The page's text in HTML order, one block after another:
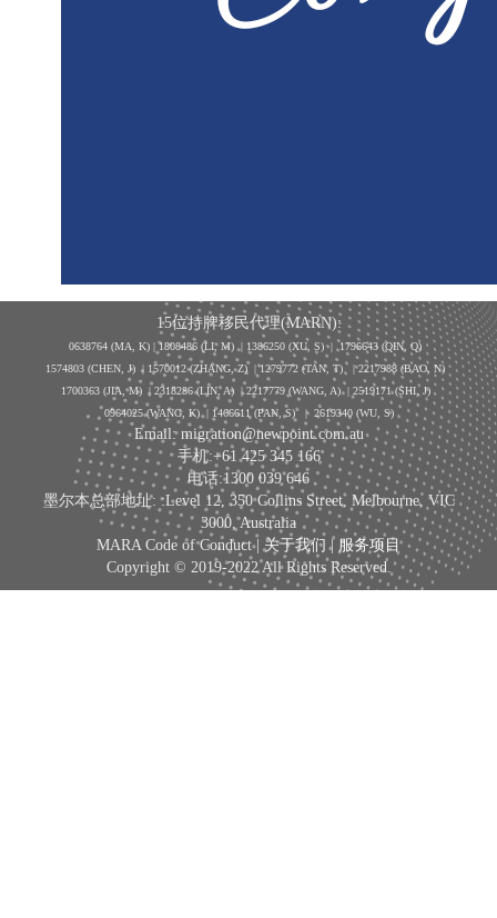
15位持牌移民代理(MARN):
0638764 (MA, K) |1808486 (LI, M) | 1386250 (XU, S)| 1796643 (QIN, Q)
1574803 (CHEN, J) | 1570012 (ZHANG, Z) | 1279772 (TAN, T) | 2217988 (BAO, N)
1700363 (JIA, M) | 2318286 (LIN, A) | 2217779 (WANG, A) | 2519171 (SHI, J)
0964025 (WANG, K) | 1466611 (PAN, S)| 2619340 (WU, S)
Email: migration@newpoint.com.au
手机:+61 425 345 166
电话:1300 039 646
墨尔本总部地址: :Level 12, 350 Collins Street, Melbourne, VIC
3000, Australia
MARA Code of Conduct |关于我们 | 服务项目
Copyright © 2019-2022 All Rights Reserved.